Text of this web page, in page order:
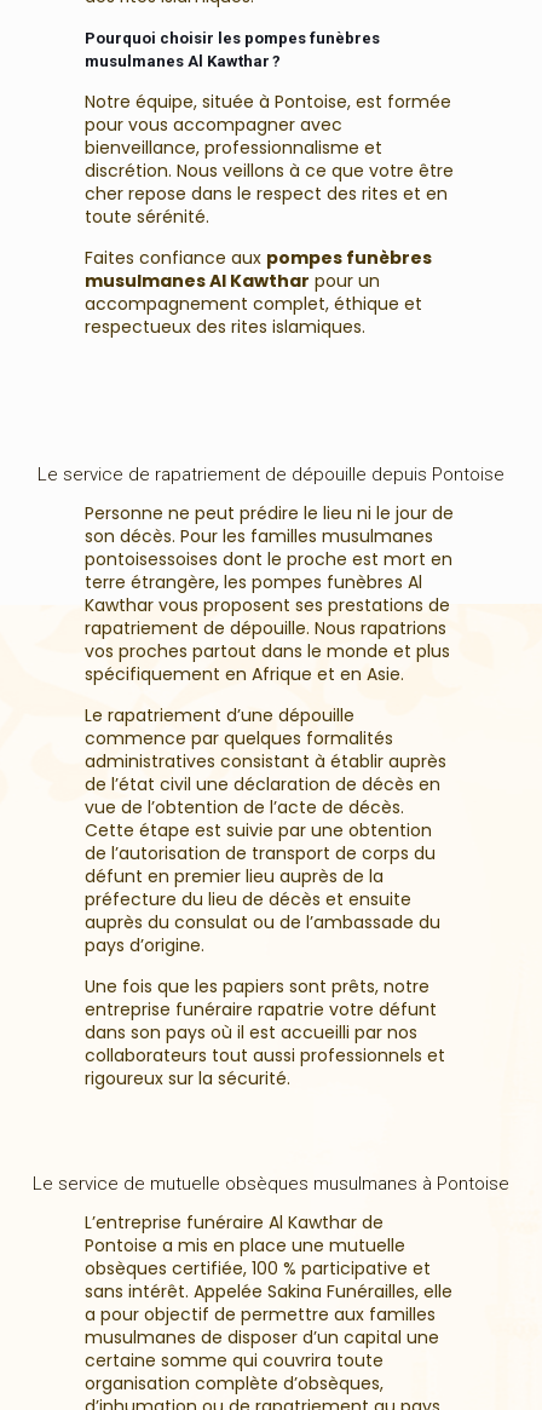
Pourquoi choisir les pompes funèbres
musulmanes Al Kawthar ?
Notre équipe, située à Pontoise, est formée
pour vous accompagner avec
bienveillance, professionnalisme et
discrétion. Nous veillons à ce que votre être
cher repose dans le respect des rites et en
toute sérénité.
Faites confiance aux pompes funèbres
musulmanes Al Kawthar pour un
accompagnement complet, éthique et
respectueux des rites islamiques.
Le service de rapatriement de dépouille depuis Pontoise
Personne ne peut prédire le lieu ni le jour de
son décès. Pour les familles musulmanes
pontoisessoises dont le proche est mort en
terre étrangère, les pompes funèbres Al
Kawthar vous proposent ses prestations de
rapatriement de dépouille. Nous rapatrions
vos proches partout dans le monde et plus
spécifiquement en Afrique et en Asie.
Le rapatriement d’une dépouille
commence par quelques formalités
administratives consistant à établir auprès
de l’état civil une déclaration de décès en
vue de l’obtention de l’acte de décès.
Cette étape est suivie par une obtention
de l’autorisation de transport de corps du
défunt en premier lieu auprès de la
préfecture du lieu de décès et ensuite
auprès du consulat ou de l’ambassade du
pays d’origine.
Une fois que les papiers sont prêts, notre
entreprise funéraire rapatrie votre défunt
dans son pays où il est accueilli par nos
collaborateurs tout aussi professionnels et
rigoureux sur la sécurité.
Le service de mutuelle obsèques musulmanes à Pontoise
L’entreprise funéraire Al Kawthar de
Pontoise a mis en place une mutuelle
obsèques certifiée, 100 % participative et
sans intérêt. Appelée Sakina Funérailles, elle
a pour objectif de permettre aux familles
musulmanes de disposer d’un capital une
certaine somme qui couvrira toute
organisation complète d’obsèques,